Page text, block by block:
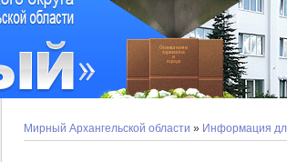
Мирный Архангельской области » Информация